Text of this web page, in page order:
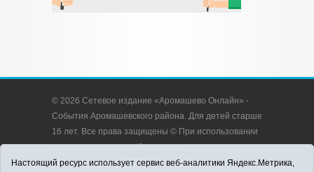
© 2026 Сетевое издание «Аромашево Онлайн» -
События Аромашевского района. Для детей старше
16 лет. Все права защищены © При использовании
материалов ссылка обязательна.
Адрес редакции: 627350, Россия, Тюменская
Настоящий ресурс использует сервис веб-аналитики Яндекс.Метрика,